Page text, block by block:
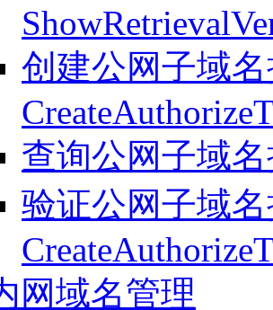
创建公网子域
查询公网子域名
验证公网子域
网域名管理